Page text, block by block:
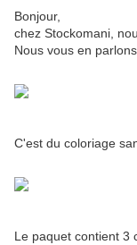
Bonjour,
chez Stockomani,
Nous vous en
C'est du coloriage
Le paquet contient 3